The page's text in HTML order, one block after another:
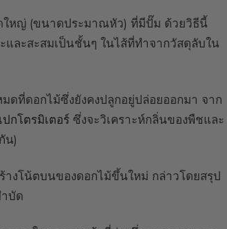
หญ่ (ขนาดประมาณหัว) ที่มีปั๊ม ด้วยวิธีนี้
ละสะสมเป็นชั้นๆ ในไส้ที่ทำจากวัสดุลับใน
ดที่ดอกไม้ซึ่งยังคงปลูกอยู่ปล่อยออกมา จาก
ปกโตรมิเตอร์ ซึ่งจะวิเคราะห์กลิ่นของพืชและ
น)
งโน้ตบนของดอกไม้ขึ้นใหม่ กล่าวโดยสรุป
บัด